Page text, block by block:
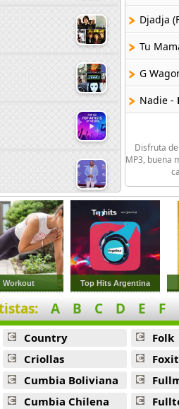
Djadja
Tu
G
Nadie -
Mia (Ft
Sigues
Hawai -
Tini -
No Es
Mamiii
No Me
Que
Adicto -
Disfruta
MP3, buena
Workout Top Hits Argentina
A B C D E F
Country
Criollas
Cumbia Boliviana
Cumbia Chilena
Folk